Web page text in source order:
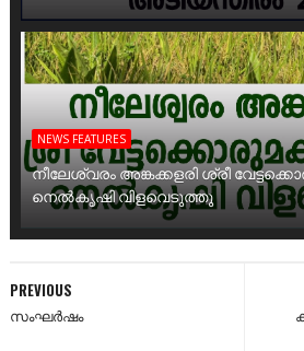
NEWS FEATURES
നീലേശ്വരം അങ്കക്കളരി ശ്രീ
നെൽകൃഷി വിളവെടുത്തു
PREVIOUS
സംഘർഷം